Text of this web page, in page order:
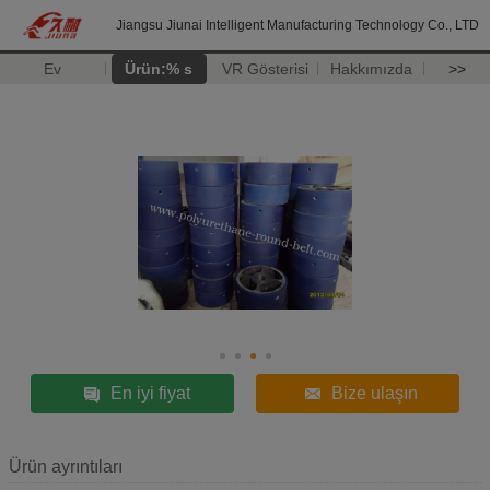
Jiangsu Jiunai Intelligent Manufacturing Technology Co., LTD
Ev Ürün:% s VR Gösterisi Hakkımızda >>
En iyi fiyat Bize ulaşın
Ürün ayrıntıları